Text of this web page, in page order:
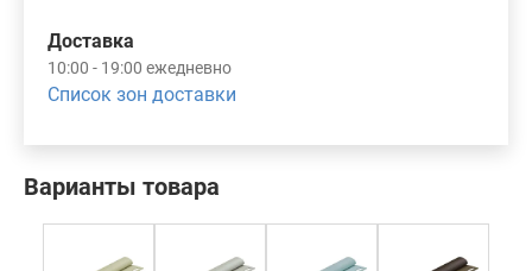
Варианты товара
Доставка
10:00 - 19:00 ежедневно
Список зон доставки